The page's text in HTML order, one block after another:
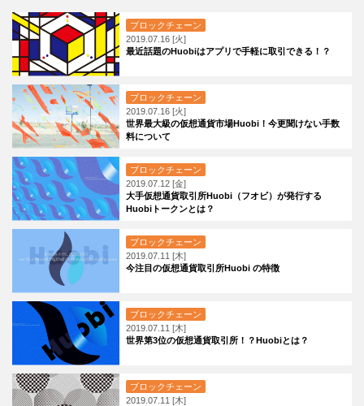
ブロックチェーン
2019.07.16 [火]
最近話題のHuobiはアプリで手軽に取引できる！？
ブロックチェーン
2019.07.16 [火]
世界最大級の仮想通貨市場Huobi！今更聞けない手数
料について
ブロックチェーン
2019.07.12 [金]
大手仮想通貨取引所Huobi（フオビ）が発行する
Huobiトークンとは？
ブロックチェーン
2019.07.11 [木]
今注目の仮想通貨取引所Huobi の特徴
ブロックチェーン
2019.07.11 [木]
世界第3位の仮想通貨取引所！？Huobiとは？
ブロックチェーン
2019.07.11 [木]